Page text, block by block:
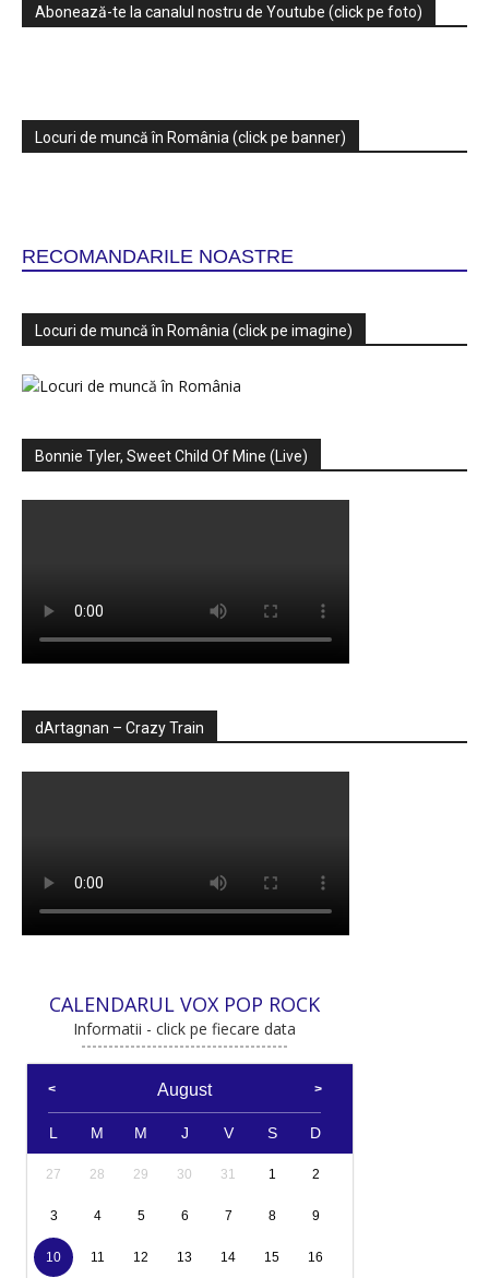
Abonează-te la canalul nostru de Youtube (click pe foto)
Locuri de muncă în România (click pe banner)
RECOMANDARILE NOASTRE
Locuri de muncă în România (click pe imagine)
Bonnie Tyler, Sweet Child Of Mine (Live)
dArtagnan – Crazy Train
CALENDARUL VOX POP ROCK
Informatii - click pe fiecare data
August
L M M J V S D
27 28 29 30 31 1 2
3 4 5 6 7 8 9
10 11 12 13 14 15 16